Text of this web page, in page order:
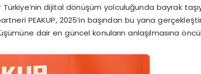
Türkiye’nin dijital dönüşüm yolculuğunda bayrak
PEAKUP, 2025’in başından bu yana
dair en güncel konuların anlaşılmasına